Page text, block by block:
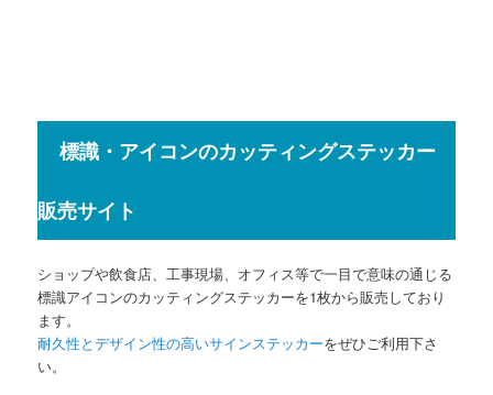
標識・アイコンのカッティングステッカー
販売サイト
ショップや飲食店、工事現場、オフィス等で一目で意味の通じる
標識アイコンのカッティングステッカーを1枚から販売しており
ます。
耐久性とデザイン性の高いサインステッカーをぜひご利用下さ
い。